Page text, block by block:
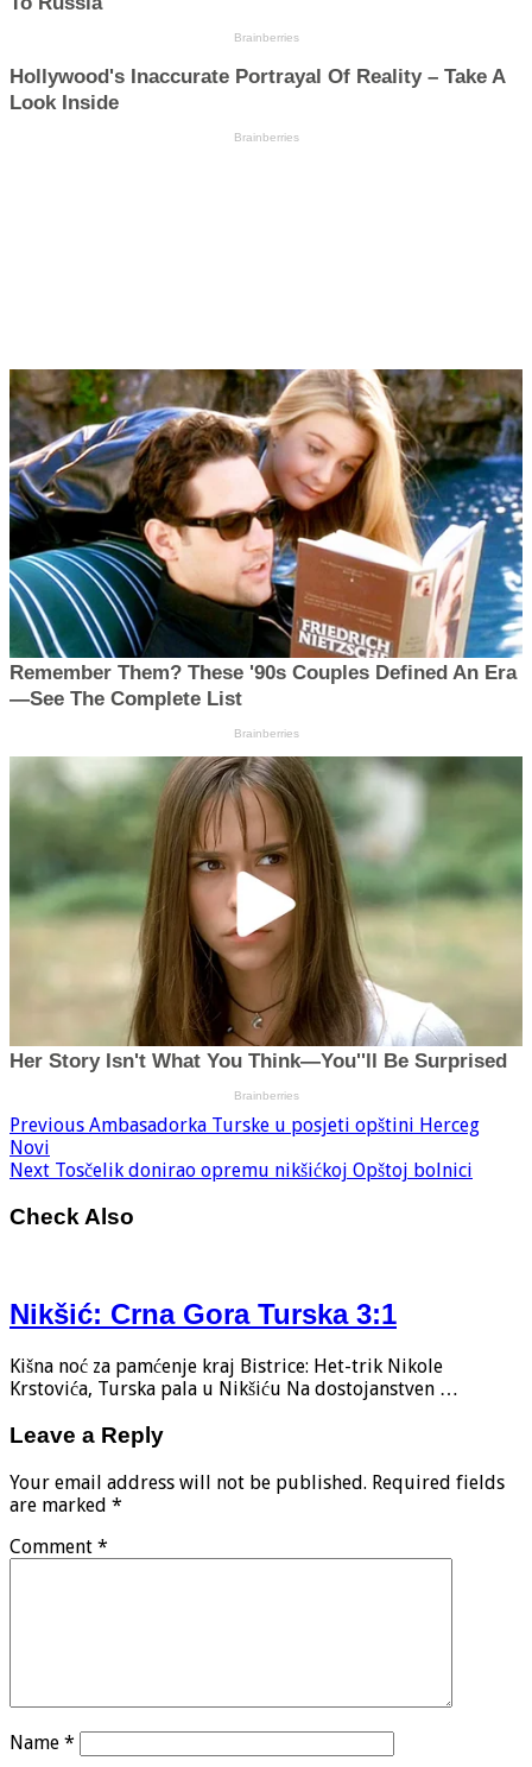
Previous Ambasadorka Turske u posjeti opštini Herceg
Novi
Next Tosčelik donirao opremu nikšićkoj Opštoj bolnici
Check Also
Nikšić: Crna Gora Turska 3:1
Kišna noć za pamćenje kraj Bistrice: Het-trik Nikole
Krstovića, Turska pala u Nikšiću Na dostojanstven …
Leave a Reply
Your email address will not be published. Required fields
are marked *
Comment *
Name *